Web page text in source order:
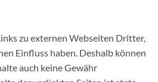
zu externen Webseiten Dritter,
Einfluss haben. Deshalb können
auch keine Gewähr